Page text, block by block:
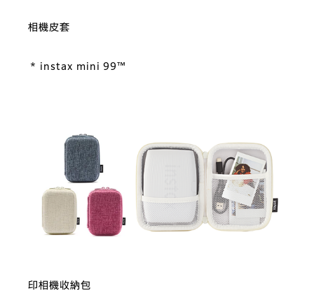
相機皮套
* instax mini 99™
印相機收納包